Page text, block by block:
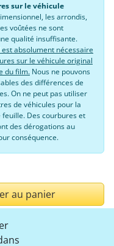
sur le véhicule
les arrondis,
voûtées ne sont
qualité insuffisante.
absolument nécessaire
sur le véhicule original
du film. Nous ne pouvons
des différences de
On ne peut pas utiliser
de véhicules pour la
Des courbures et
des dérogations au
conséquence.
au panier